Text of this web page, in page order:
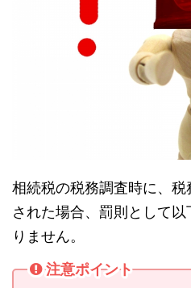
相続税の税務調査時に、
された場合、罰則として
りません。
注意ポイント